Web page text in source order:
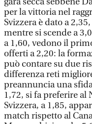
per la vittoria nel
Svizzera è dato a
mentre si scende a
a 1,60, vedono il
offerti a 2,20: la
può contare su due
differenza reti
preannuncia una
1,72, si fa preferire al
Svizzera, a 1,85,
match rispetto al